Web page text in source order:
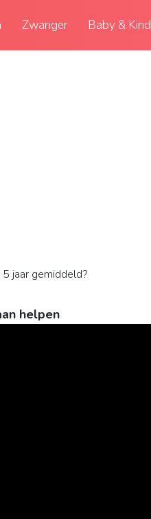
Zwanger Baby & Kind
jaar gemiddeld?
helpen